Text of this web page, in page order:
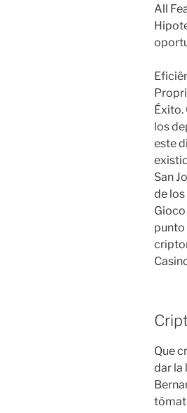
All
Éxito.
los
este
San
de
punto
Que
dar la